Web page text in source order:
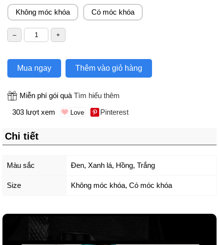
Không móc khóa
Có móc khóa
Mua ngay Thêm vào giỏ hàng
Miễn phí gói quà Tìm hiểu thêm
303 lượt xem
Pinterest
Chi tiết
Màu sắc Đen, Xanh lá, Hồng, Trắng
Size Không móc khóa, Có móc khóa